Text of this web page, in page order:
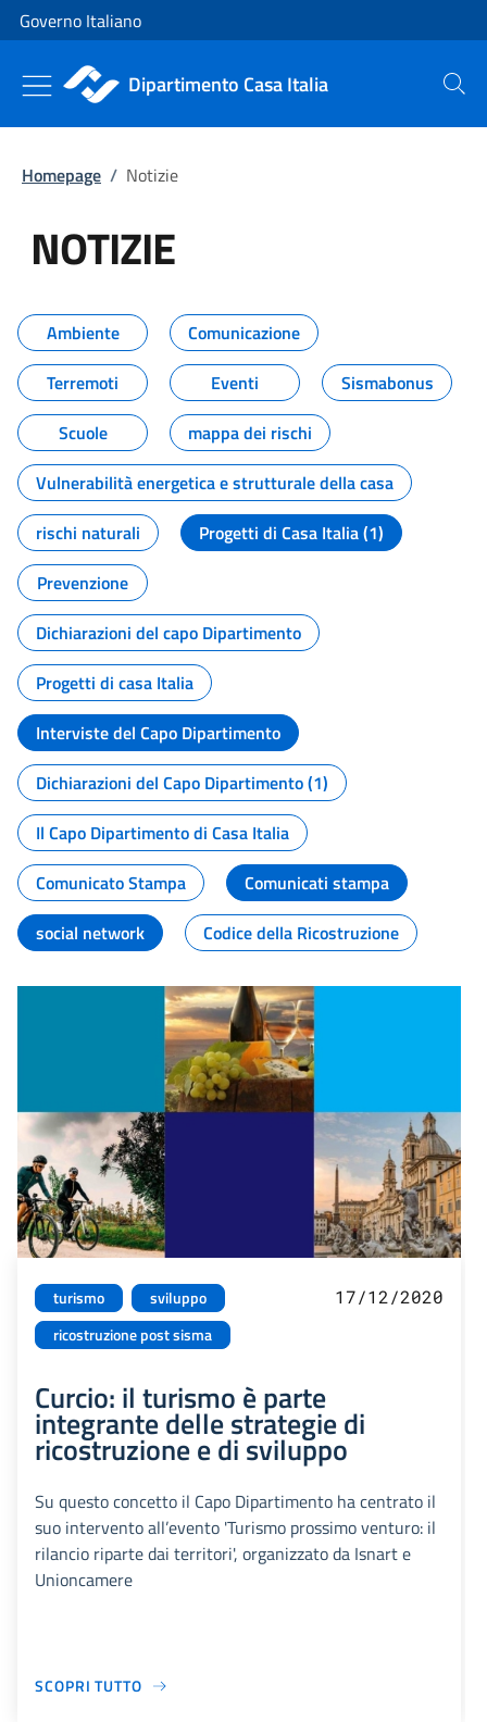
Vai al contenuto
Vai alla navigazione del sito
Governo Italiano
Dipartimento Casa Italia Cerca
Homepage / Notizie
NOTIZIE
Tutti i contenuti della pagina
Ambiente
Comunicazione
Terremoti
Eventi
Sismabonus
Scuole
mappa dei rischi
Vulnerabilità energetica e strutturale della casa
rischi naturali
Progetti di Casa Italia (1)
Prevenzione
Dichiarazioni del capo Dipartimento
Progetti di casa Italia
Interviste del Capo Dipartimento
Dichiarazioni del Capo Dipartimento (1)
Il Capo Dipartimento di Casa Italia
Comunicato Stampa
Comunicati stampa
social network
Codice della Ricostruzione
turismo
sviluppo
ricostruzione post sisma
17/12/2020
Curcio: il turismo è parte
integrante delle strategie di
ricostruzione e di sviluppo
Su questo concetto il Capo Dipartimento ha centrato il
suo intervento all’evento 'Turismo prossimo venturo: il
rilancio riparte dai territori', organizzato da Isnart e
Unioncamere
SCOPRI TUTTO